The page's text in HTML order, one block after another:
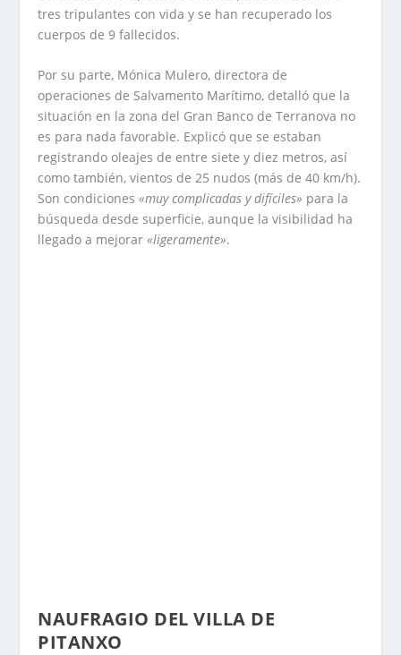
tres tripulantes con vida y se han recuperado los
cuerpos de 9 fallecidos.
Por su parte, Mónica Mulero, directora de
operaciones de Salvamento Marítimo, detalló que la
situación en la zona del Gran Banco de Terranova no
es para nada favorable. Explicó que se estaban
registrando oleajes de entre siete y diez metros, así
como también, vientos de 25 nudos (más de 40 km/h).
Son condiciones«muy complicadas y difíciles» para la
búsqueda desde superficie, aunque la visibilidad ha
llegado a mejorar«ligeramente».
NAUFRAGIO DEL VILLA DE
PITANXO